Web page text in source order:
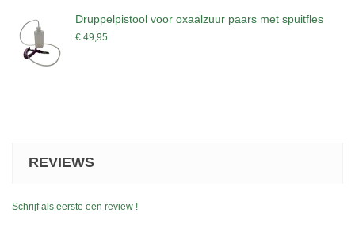
Druppelpistool voor oxaalzuur paars met spuitfles
€ 49,95
REVIEWS
Schrijf als eerste een review !